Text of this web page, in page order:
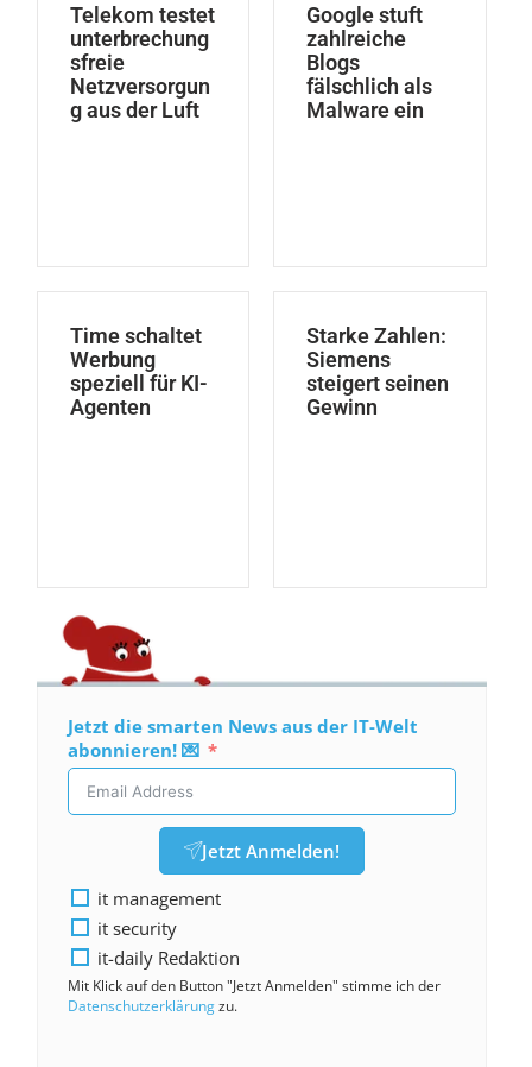
Telekom testet
unterbrechung
sfreie
Netzversorgun
g aus der Luft
Google stuft
zahlreiche
Blogs
fälschlich als
Malware ein
Time schaltet
Werbung
speziell für KI-
Agenten
Starke Zahlen:
Siemens
steigert seinen
Gewinn
Jetzt die smarten News aus der IT-Welt
abonnieren! 💌
Jetzt Anmelden!
it management
it security
it-daily Redaktion
Mit Klick auf den Button "Jetzt Anmelden" stimme ich der
Datenschutzerklärungzu.